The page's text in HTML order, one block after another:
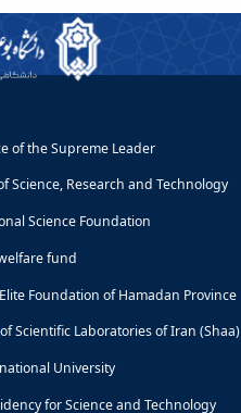
of the Supreme Leader
Science, Research and Technology
Science Foundation
fund
Foundation of Hamadan Province
Scientific Laboratories of Iran (Shaa)
University
for Science and Technology